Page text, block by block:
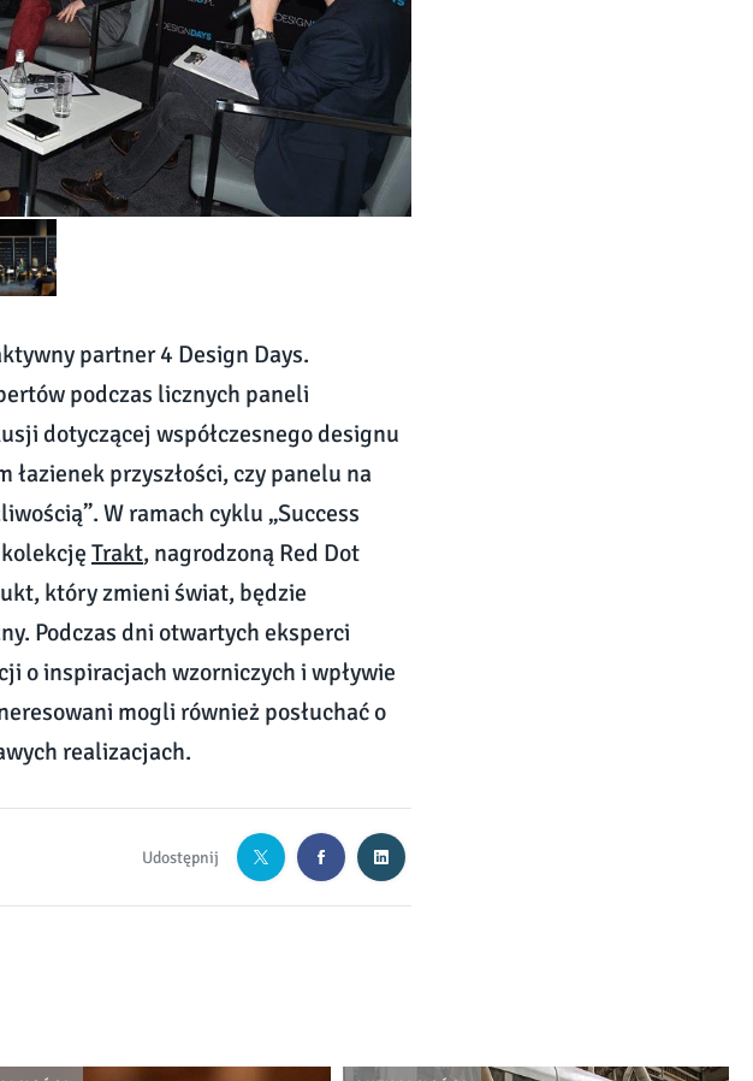
partner 4 Design Days.
podczas licznych paneli
dotyczącej współczesnego designu
przyszłości, czy panelu na
W ramach cyklu „Success
Trakt, nagrodzoną Red Dot
który zmieni świat, będzie
Podczas dni otwartych eksperci
o inspiracjach wzorniczych i wpływie
mogli również posłuchać o
realizacjach.
Udostępnij